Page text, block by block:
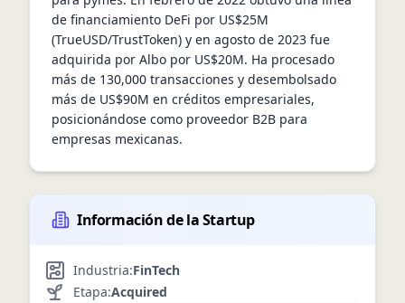
de financiamiento DeFi por US$25M
(TrueUSD/TrustToken) y en agosto de 2023 fue
adquirida por Albo por US$20M. Ha procesado
más de 130,000 transacciones y desembolsado
más de US$90M en créditos empresariales,
posicionándose como proveedor B2B para
empresas mexicanas.
Información de la Startup
Industria:FinTech
Etapa:Acquired